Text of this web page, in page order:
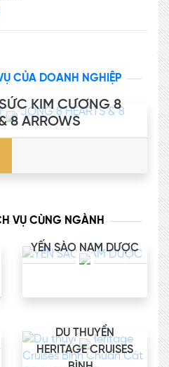
CỦA DOANH NGHIỆP
KIM CƯƠNG 8
8 ARROWS
VỤ CÙNG NGÀNH
YẾN SÀO NAM DƯỢC
DU THUYỀN
HERITAGE CRUISES